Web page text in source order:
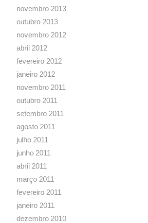
novembro 2013
outubro 2013
novembro 2012
abril 2012
fevereiro 2012
janeiro 2012
novembro 2011
outubro 2011
setembro 2011
agosto 2011
julho 2011
junho 2011
abril 2011
março 2011
fevereiro 2011
janeiro 2011
dezembro 2010